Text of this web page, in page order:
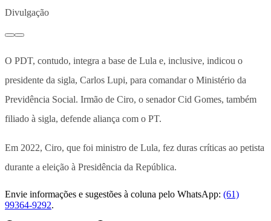
Divulgação
O PDT, contudo, integra a base de Lula e, inclusive, indicou o
presidente da sigla, Carlos Lupi, para comandar o Ministério da
Previdência Social. Irmão de Ciro, o senador Cid Gomes, também
filiado à sigla, defende aliança com o PT.
Em 2022, Ciro, que foi ministro de Lula, fez duras críticas ao petista
durante a eleição à Presidência da República.
Envie informações e sugestões à coluna pelo WhatsApp: (61)
99364-9292.